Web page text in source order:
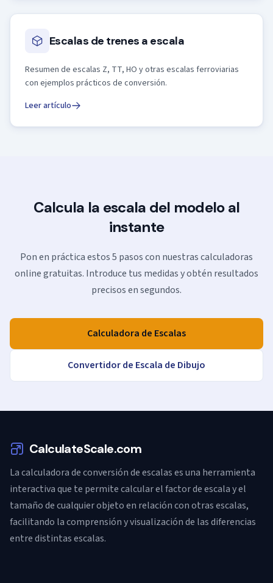
Escalas de trenes a escala
Resumen de escalas Z, TT, HO y otras escalas ferroviarias
con ejemplos prácticos de conversión.
Leer artículo
Calcula la escala del modelo al
instante
Pon en práctica estos 5 pasos con nuestras calculadoras
online gratuitas. Introduce tus medidas y obtén resultados
precisos en segundos.
Calculadora de Escalas
Convertidor de Escala de Dibujo
CalculateScale.com
La calculadora de conversión de escalas es una herramienta
interactiva que te permite calcular el factor de escala y el
tamaño de cualquier objeto en relación con otras escalas,
facilitando la comprensión y visualización de las diferencias
entre distintas escalas.